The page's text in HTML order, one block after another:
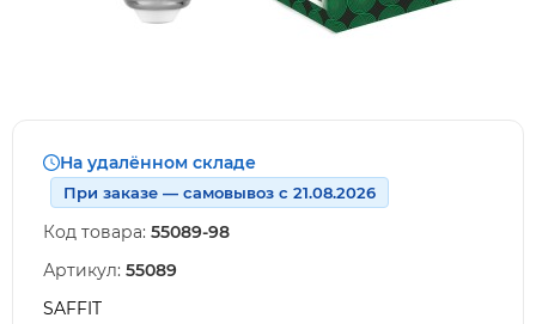
На удалённом складе
При заказе — самовывоз с 21.08.2026
Код товара: 55089-98
Артикул: 55089
SAFFIT